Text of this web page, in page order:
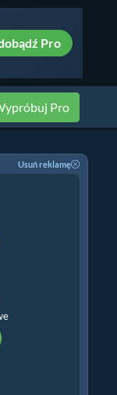
Pro
Pro
Usuń reklamę